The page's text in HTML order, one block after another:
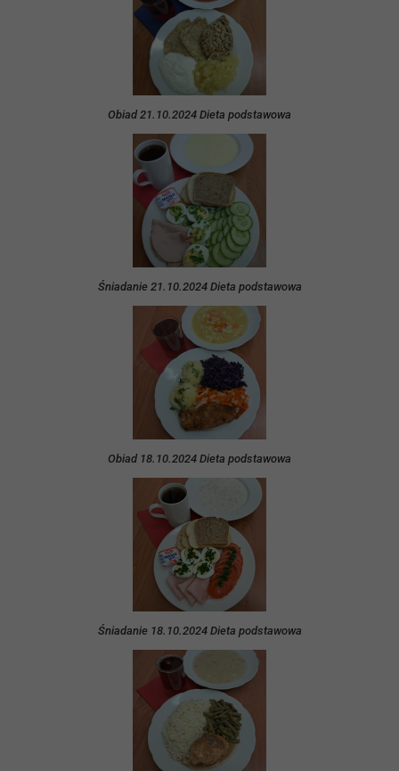
Obiad 21.10.2024 Dieta podstawowa
Śniadanie 21.10.2024 Dieta podstawowa
Obiad 18.10.2024 Dieta podstawowa
Śniadanie 18.10.2024 Dieta podstawowa